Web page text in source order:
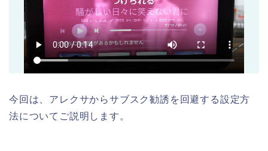
今回は、アレクサからサブスク勧誘を回避する設定方
法についてご説明します。